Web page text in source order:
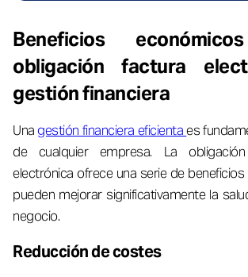
Beneficios
obligación factura
gestión financiera
Unagestión financiera eficientaes
de cualquier empresa. La
electrónica ofrece una serie de
pueden mejorar significativamente la
negocio.
Reducción de costes